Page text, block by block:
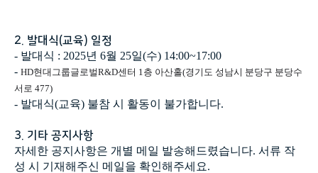
2. 발대식(교육) 일정
- 발대식 : 2025년 6월 25일(수) 14:00~17:00
- HD현대그룹글로벌R&D센터 1층 아산홀(경기도 성남시 분당구 분당수
서로 477)
- 발대식(교육) 불참 시 활동이 불가합니다.
3. 기타 공지사항
자세한 공지사항은 개별 메일 발송해드렸습니다. 서류 작
성 시 기재해주신 메일을 확인해주세요.